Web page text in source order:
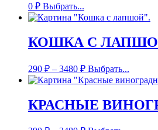
0 ₽ Выбрать...
КОШКА С
290 ₽ – 3480 ₽ Выбрать...
КРАСНЫЕ